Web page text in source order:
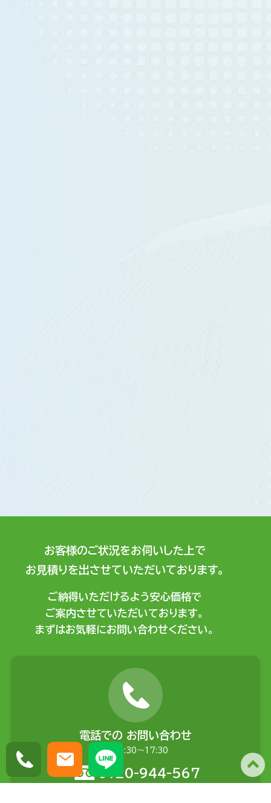
お客様のご状況をお伺いした上で
お見積りを出させていただいております。
ご納得いただけるよう安心価格で
ご案内させていただいております。
まずはお気軽にお問い合わせください。
電話での お問い合わせ
平日9:30〜17:30
0120-944-567